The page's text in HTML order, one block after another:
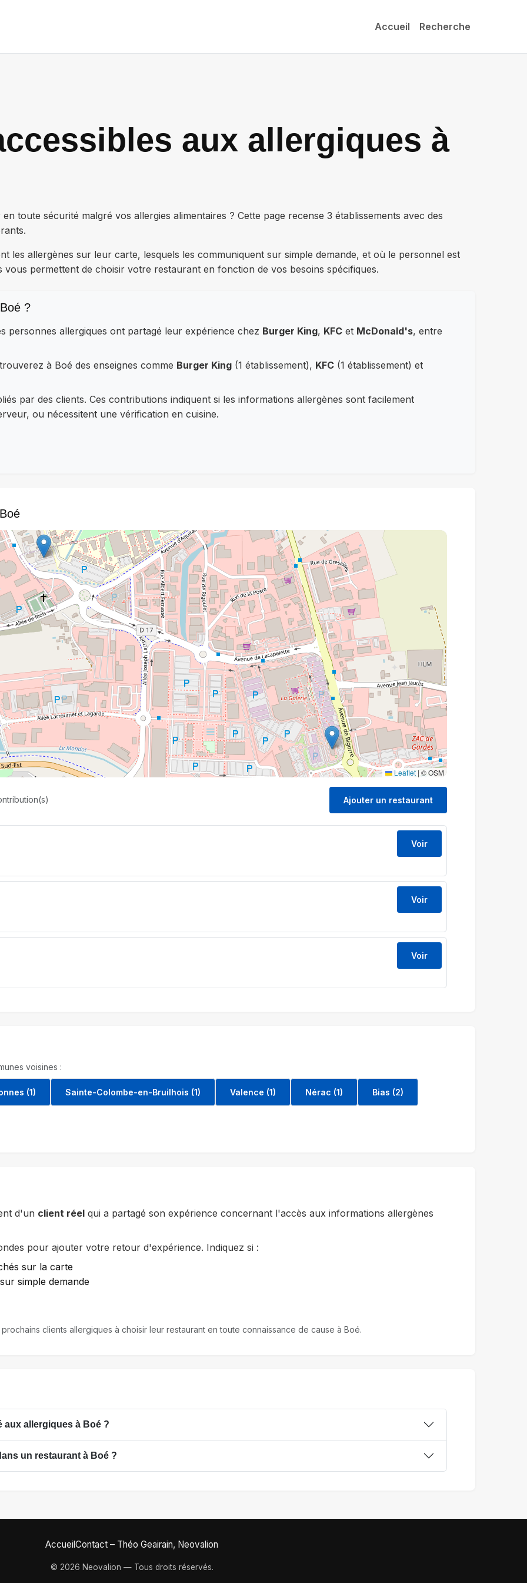
Accueil Recherche
aux allergiques à
toute sécurité malgré vos allergies alimentaires ? Cette page recense 3 établissements avec des
les allergènes sur leur carte, lesquels les communiquent sur simple demande, et où le personnel est
permettent de choisir votre restaurant en fonction de vos besoins spécifiques.
?
personnes allergiques ont partagé leur expérience chez Burger King, KFC et McDonald's, entre
à Boé des enseignes comme Burger King (1 établissement), KFC (1 établissement) et
par des clients. Ces contributions indiquent si les informations allergènes sont facilement
ou nécessitent une vérification en cuisine.
Leaflet | © OSM
Ajouter un restaurant
Voir
Voir
Voir
voisines :
(1) Sainte-Colombe-en-Bruilhois (1) Valence (1) Nérac (1) Bias (2)
d'un client réel qui a partagé son expérience concernant l'accès aux informations allergènes
pour ajouter votre retour d'expérience. Indiquez si :
sur la carte
simple demande
clients allergiques à choisir leur restaurant en toute connaissance de cause à Boé.
aux allergiques à Boé ?
un restaurant à Boé ?
AccueilContact – Théo Geairain, Neovalion
© 2026 Neovalion — Tous droits réservés.